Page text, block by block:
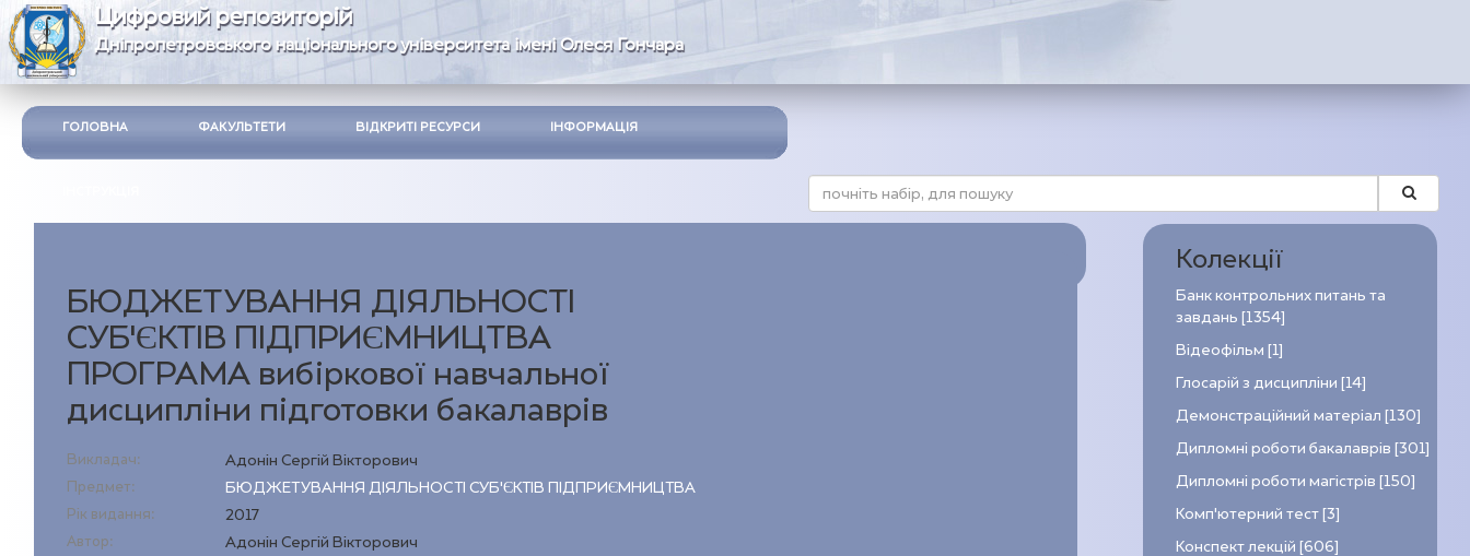
Цифровий репозиторій
Дніпропетровського національного університета імені Олеся Гончара
ГОЛОВНА ФАКУЛЬТЕТИ ВІДКРИТІ РЕСУРСИ ІНФОРМАЦІЯ
БЮДЖЕТУВАННЯ ДІЯЛЬНОСТІ
СУБ’ЄКТІВ ПІДПРИЄМНИЦТВА
ПРОГРАМА вибіркової навчальної
дисципліни підготовки бакалаврів
Викладач: Адонін Сергій Вікторович
Предмет: БЮДЖЕТУВАННЯ ДІЯЛЬНОСТІ СУБ’ЄКТІВ ПІДПРИЄМНИЦТВА
Рік видання: 2017
Автор: Адонін Сергій Вікторович
Колекції
Банк контрольних питань та
завдань [1354]
Відеофільм [1]
Глосарій з дисципліни [14]
Демонстраційний матеріал [130]
Дипломні роботи бакалаврів [301]
Дипломні роботи магістрів [150]
Комп’ютерний тест [3]
Конспект лекцій [606]